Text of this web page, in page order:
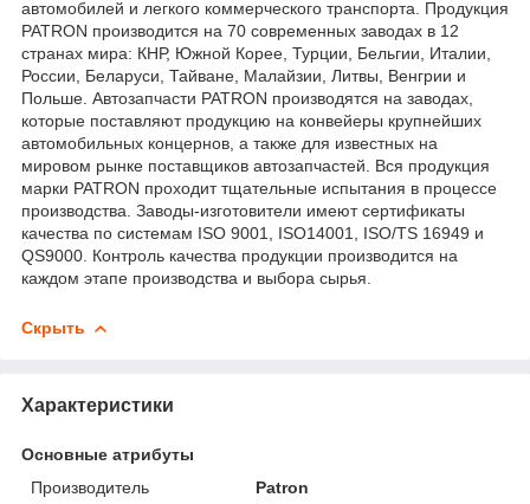
автомобилей и легкого коммерческого транспорта. Продукция
PATRON производится на 70 современных заводах в 12
странах мира: КНР, Южной Корее, Турции, Бельгии, Италии,
России, Беларуси, Тайване, Малайзии, Литвы, Венгрии и
Польше. Автозапчасти PATRON производятся на заводах,
которые поставляют продукцию на конвейеры крупнейших
автомобильных концернов, а также для известных на
мировом рынке поставщиков автозапчастей. Вся продукция
марки PATRON проходит тщательные испытания в процессе
производства. Заводы-изготовители имеют сертификаты
качества по системам ISO 9001, ISO14001, ISO/TS 16949 и
QS9000. Контроль качества продукции производится на
каждом этапе производства и выбора сырья.
Скрыть
Характеристики
Основные атрибуты
Производитель
Patron